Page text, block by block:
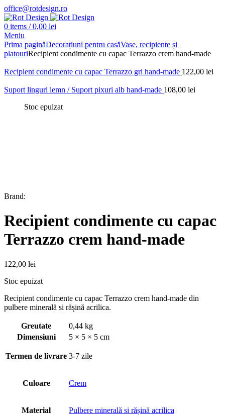
office@rotdesign.ro
0 items / 0,00 lei
Meniu
Prima paginăDecorațiuni pentru casăVase, recipiente și
platouriRecipient condimente cu capac Terrazzo crem hand-made
Recipient condimente cu capac Terrazzo gri hand-made 122,00 lei
Suport linguri lemn / Suport pixuri alb hand-made 108,00 lei
Stoc epuizat
Brand:
Recipient condimente cu capac
Terrazzo crem hand-made
122,00 lei
Stoc epuizat
Recipient condimente cu capac Terrazzo crem hand-made din
pulbere minerală si rășină acrilica.
Greutate
0,44 kg
Dimensiuni
5 × 5 × 5 cm
Termen de livrare 3-7 zile
Culoare Crem
Material Pulbere minerală si rășină acrilica